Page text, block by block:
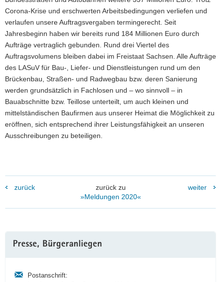
Corona-Krise und erschwerten Arbeitsbedingungen verliefen und
verlaufen unsere Auftragsvergaben termingerecht. Seit
Jahresbeginn haben wir bereits rund 184 Millionen Euro durch
Aufträge vertraglich gebunden. Rund drei Viertel des
Auftragsvolumens bleiben dabei im Freistaat Sachsen. Alle Aufträge
des LASuV für Bau-, Liefer- und Dienstleistungen rund um den
Brückenbau, Straßen- und Radwegbau bzw. deren Sanierung
werden grundsätzlich in Fachlosen und – wo sinnvoll – in
Bauabschnitte bzw. Teillose unterteilt, um auch kleinen und
mittelständischen Baufirmen aus unserer Heimat die Möglichkeit zu
eröffnen, sich entsprechend ihrer Leistungsfähigkeit an unseren
Ausschreibungen zu beteiligen.
zurück
zurück zu
»Meldungen 2020«
weiter
Information
Presse, Bürgeranliegen
Postanschrift: